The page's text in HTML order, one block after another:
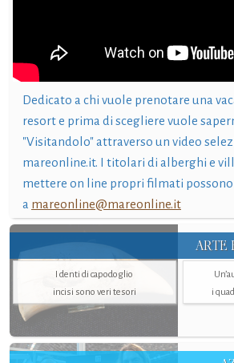
Dedicato a chi vuole prenotare una
resort e prima di scegliere vuole
"Visitandolo" attraverso un video
mareonline.it. I titolari di alberghi e
mettere on line propri filmati possono
a mareonline@mareonline.it
ARTE
I denti di capodoglio
incisi sono veri tesori
i